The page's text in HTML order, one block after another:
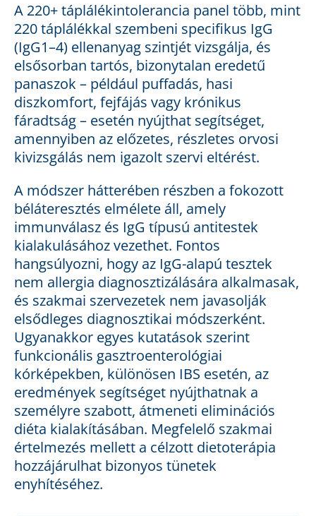
A 220+ táplálékintolerancia panel több, mint
220 táplálékkal szembeni specifikus IgG
(IgG1–4) ellenanyag szintjét vizsgálja, és
elsősorban tartós, bizonytalan eredetű
panaszok – például puffadás, hasi
diszkomfort, fejfájás vagy krónikus
fáradtság – esetén nyújthat segítséget,
amennyiben az előzetes, részletes orvosi
kivizsgálás nem igazolt szervi eltérést.
A módszer hátterében részben a fokozott
béláteresztés elmélete áll, amely
immunválasz és IgG típusú antitestek
kialakulásához vezethet. Fontos
hangsúlyozni, hogy az IgG-alapú tesztek
nem allergia diagnosztizálására alkalmasak,
és szakmai szervezetek nem javasolják
elsődleges diagnosztikai módszerként.
Ugyanakkor egyes kutatások szerint
funkcionális gasztroenterológiai
kórképekben, különösen IBS esetén, az
eredmények segítséget nyújthatnak a
személyre szabott, átmeneti eliminációs
diéta kialakításában. Megfelelő szakmai
értelmezés mellett a célzott dietoterápia
hozzájárulhat bizonyos tünetek
enyhítéséhez.